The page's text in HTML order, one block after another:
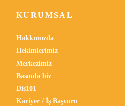
KURUMSAL
Hakkımızda
Hekimlerimiz
Merkezimiz
Basında biz
Diş101
Kariyer / İş Başvuru